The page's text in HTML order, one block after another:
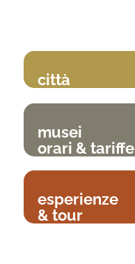
città
musei
orari & tariffe
esperienze
& tour